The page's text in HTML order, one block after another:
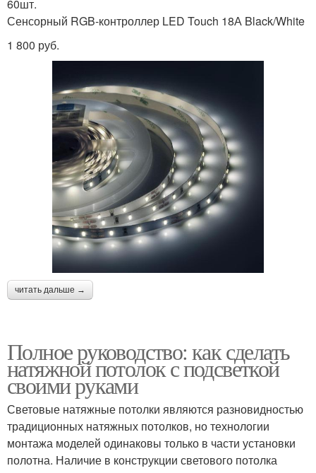
60шт.
Сенсорный RGB-контроллер LED Touch 18А Black/White
1 800 руб.
читать дальше →
Полное руководство: как сделать
натяжной потолок с подсветкой
своими руками
Световые натяжные потолки являются разновидностью
традиционных натяжных потолков, но технологии
монтажа моделей одинаковы только в части установки
полотна. Наличие в конструкции светового потолка